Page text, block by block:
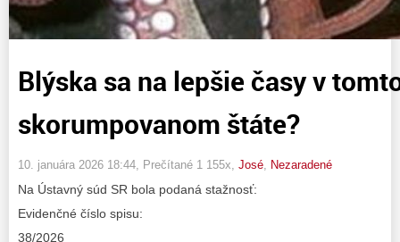
Blýska sa na lepšie časy v
skorumpovanom štáte?
10. januára 2026 18:44 , Prečítané 1 155x, José Nezaradené
Na Ústavný súd SR bola podaná stažnosť:
Evidenčné číslo spisu:
38/2026